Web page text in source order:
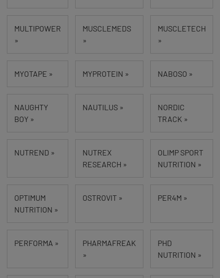
MULTIPOWER
»
MUSCLEMEDS
»
MUSCLETECH
»
MYOTAPE » MYPROTEIN » NABOSO »
NAUGHTY
BOY »
NAUTILUS »
NORDIC
TRACK »
NUTREND »
NUTREX
RESEARCH »
OLIMP SPORT
NUTRITION »
OPTIMUM
NUTRITION »
OSTROVIT » PER4M »
PERFORMA »
PHARMAFREAK
»
PHD
NUTRITION »